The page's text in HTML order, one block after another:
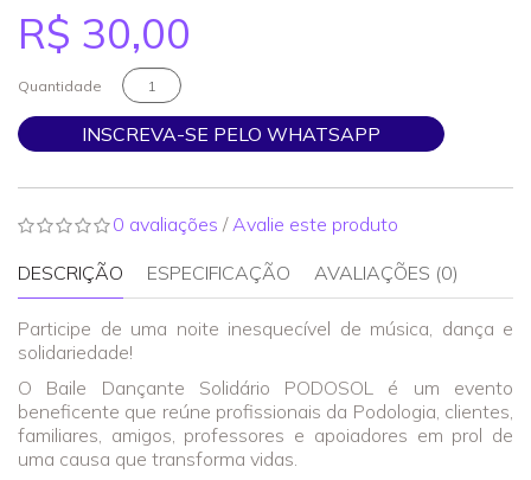
R$ 30,00
Quantidade
INSCREVA-SE PELO WHATSAPP
0 avaliações / Avalie este produto
DESCRIÇÃO ESPECIFICAÇÃO AVALIAÇÕES (0)
Participe de uma noite inesquecível de música, dança e
solidariedade!
O Baile Dançante Solidário PODOSOL é um evento
beneficente que reúne profissionais da Podologia, clientes,
familiares, amigos, professores e apoiadores em prol de
uma causa que transforma vidas.